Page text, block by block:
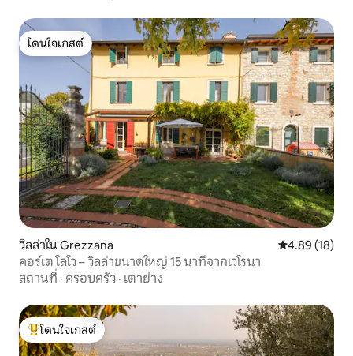
โดนใจเกสต์
โดนใจเกสต์
วิลล่าใน Grezzana คะแนนเฉลี่ย
4.89 (18)
คอร์เต โลโว – วิลล่าขนาดใหญ่ 15 นาทีจากเวโรนา
สถานที่ · ครอบครัว · เตาย่าง
โดนใจเกสต์ที่สุด
โดนใจเกสต์